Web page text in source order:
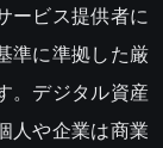
ービス提供者に
準に準拠した厳
。デジタル資産
人や企業は商業